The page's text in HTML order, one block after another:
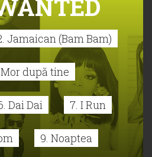
Jamaican (Bam Bam)
după tine
Dai Dai 7. I Run
9. Noaptea